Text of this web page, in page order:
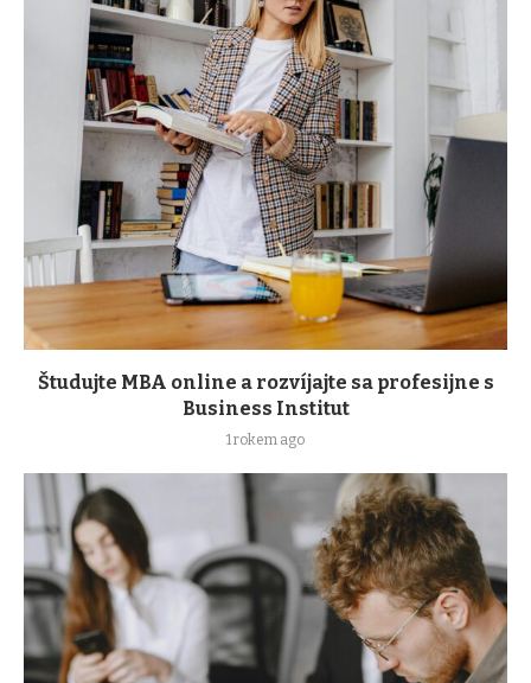
Študujte MBA online a rozvíjajte sa profesijne s
Business Institut
1 rokem ago